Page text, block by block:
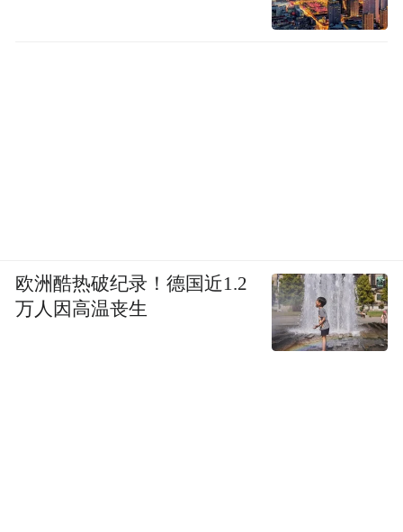
欧洲酷热破纪录！德国近1.2
万人因高温丧生